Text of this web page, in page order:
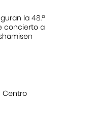
la 48.ª
concierto a
Centro